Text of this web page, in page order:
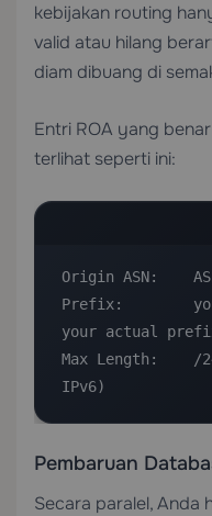
kebijakan routing
valid atau hilang
diam dibuang di
Entri ROA yang
terlihat seperti ini:
Origin ASN:
Prefix:
your actual
Max Length:
IPv6)
Pembaruan
Secara paralel, Anda